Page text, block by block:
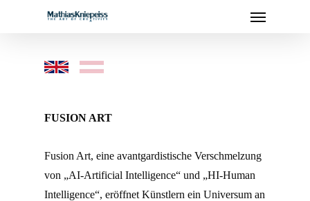
Menu
FUSION ART
Fusion Art, eine avantgardistische Verschmelzung
von „AI-Artificial Intelligence“ und „HI-Human
Intelligence“, eröffnet Künstlern ein Universum an